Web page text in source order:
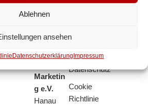
Ablehnen
ansehen
DatenschutzerklärungImpressum
tsbüro
HMV
Marketin
g e.V.
Hanau
e Links
Impressum
Datenschutz
Cookie
Richtlinie